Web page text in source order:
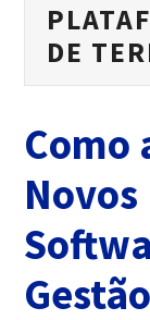
SOLUÇÃO
PREÇO
BLOG
LOGIN
DE
Como
Novos